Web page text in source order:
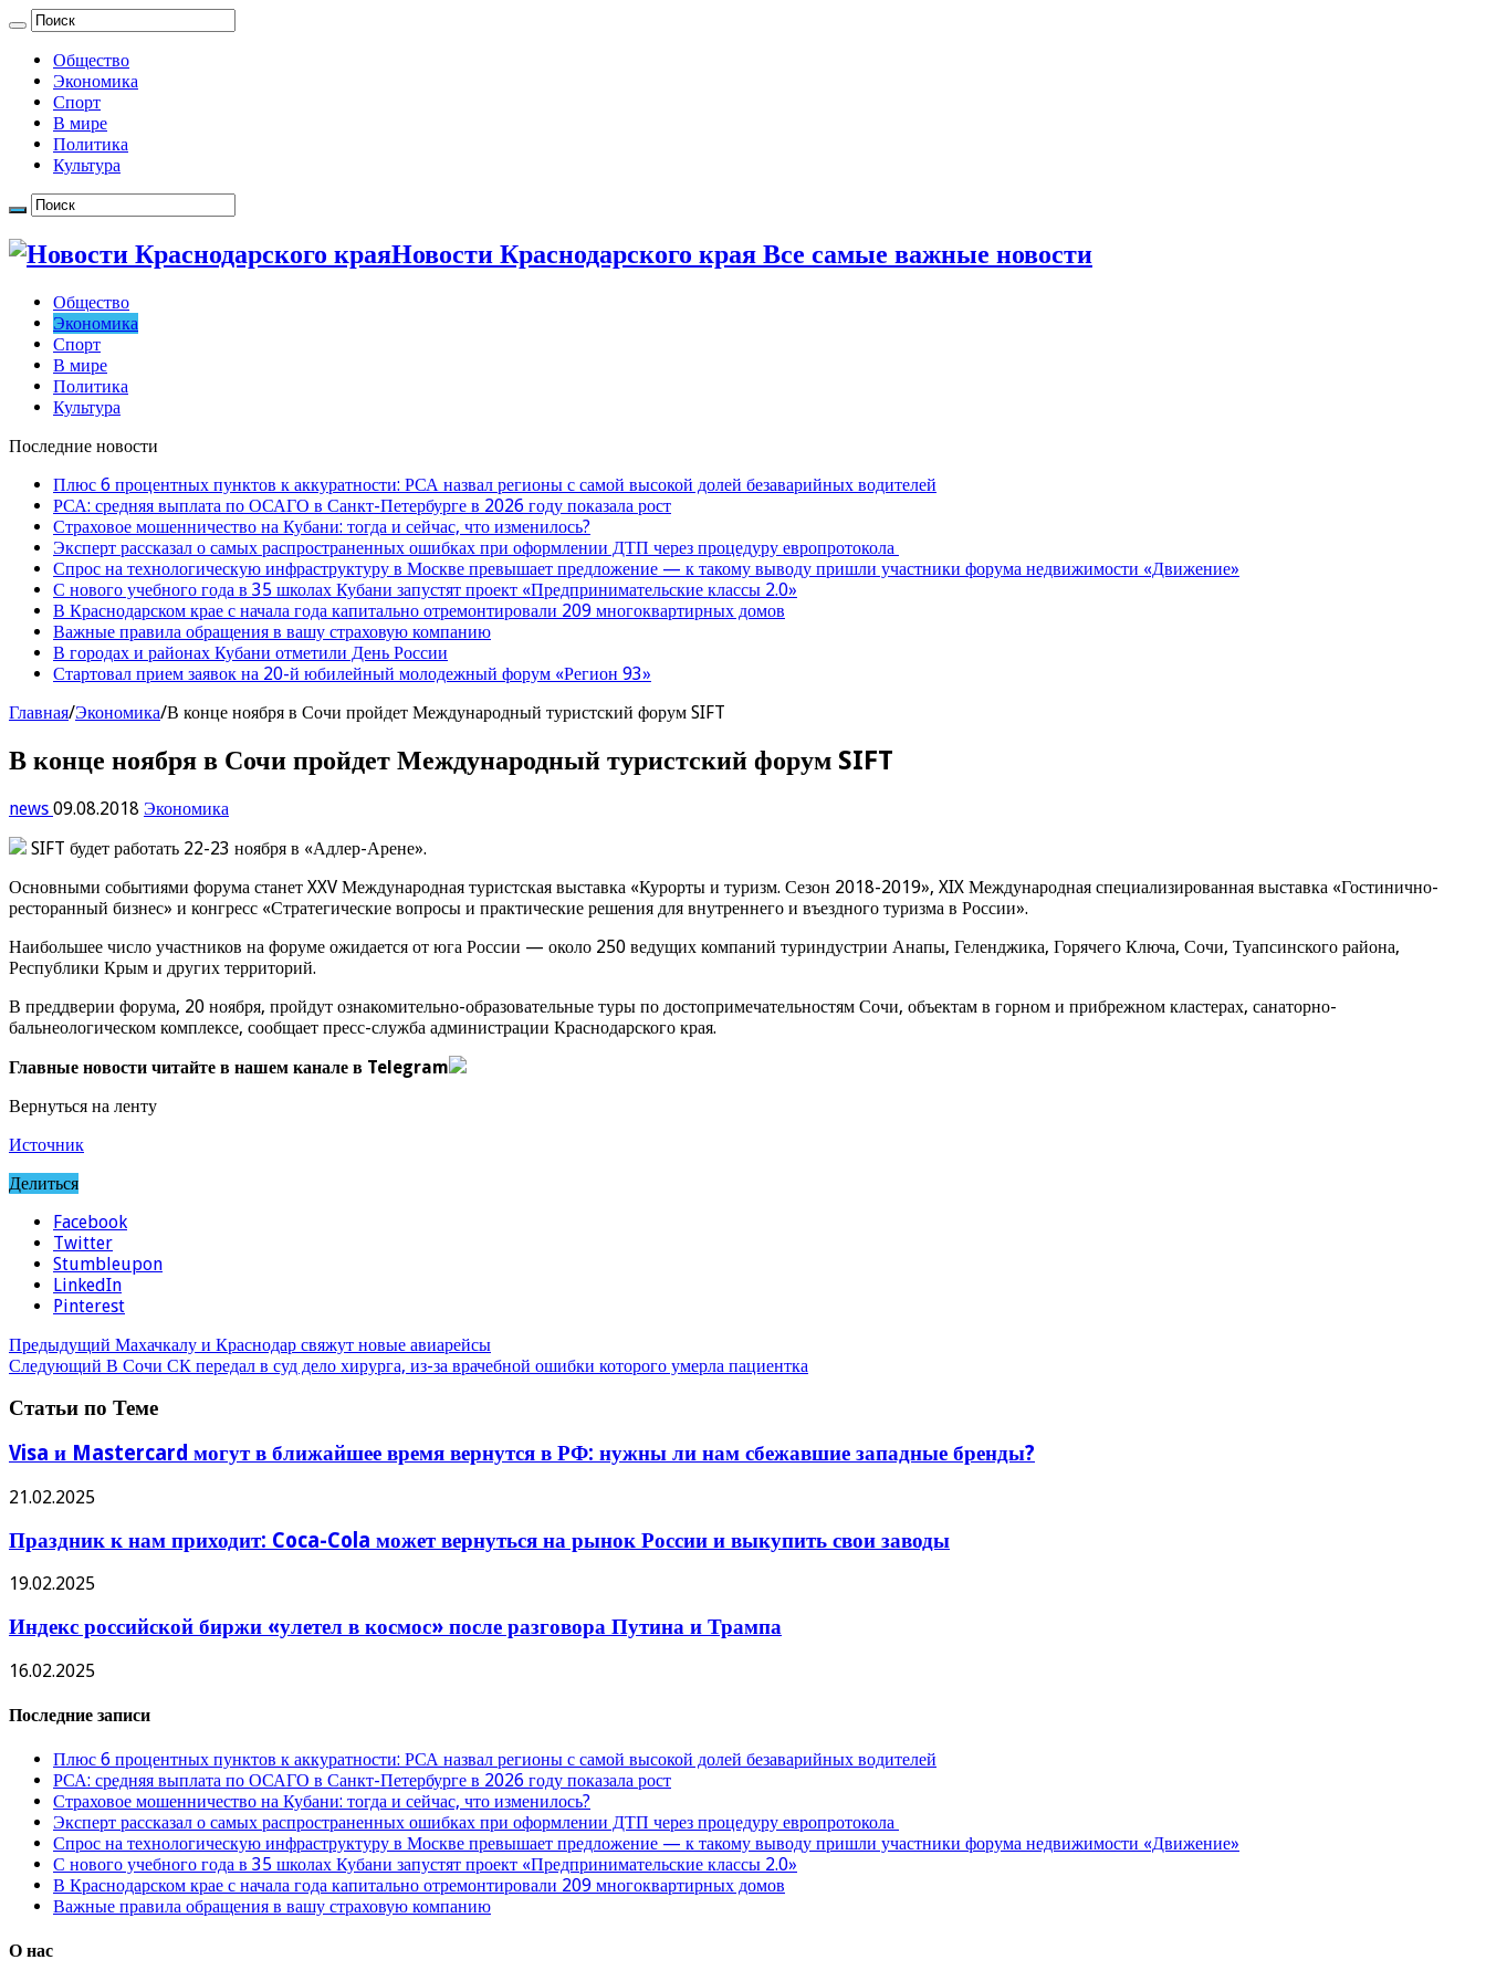
Общество
Экономика
Спорт
В мире
Политика
Культура
Новости Краснодарского края Все самые важные новости
Общество
Экономика
Спорт
В мире
Политика
Культура
Последние новости
Плюс 6 процентных пунктов к аккуратности: РСА назвал регионы с самой высокой долей безаварийных водителей
РСА: средняя выплата по ОСАГО в Санкт-Петербурге в 2026 году показала рост
Страховое мошенничество на Кубани: тогда и сейчас, что изменилось?
Эксперт рассказал о самых распространенных ошибках при оформлении ДТП через процедуру европротокола
Спрос на технологическую инфраструктуру в Москве превышает предложение — к такому выводу пришли участники форума недвижимости «Движение»
С нового учебного года в 35 школах Кубани запустят проект «Предпринимательские классы 2.0»
В Краснодарском крае с начала года капитально отремонтировали 209 многоквартирных домов
Важные правила обращения в вашу страховую компанию
В городах и районах Кубани отметили День России
Стартовал прием заявок на 20-й юбилейный молодежный форум «Регион 93»
Главная/Экономика/В конце ноября в Сочи пройдет Международный туристский форум SIFT
В конце ноября в Сочи пройдет Международный туристский форум SIFT
news 09.08.2018 Экономика
SIFT будет работать 22-23 ноября в «Адлер-Арене».
Основными событиями форума станет XXV Международная туристская выставка «Курорты и туризм. Сезон 2018-2019», XIX Международная специализированная выставка «Гостинично-
ресторанный бизнес» и конгресс «Стратегические вопросы и практические решения для внутреннего и въездного туризма в России».
Наибольшее число участников на форуме ожидается от юга России — около 250 ведущих компаний туриндустрии Анапы, Геленджика, Горячего Ключа, Сочи, Туапсинского района,
Республики Крым и других территорий.
В преддверии форума, 20 ноября, пройдут ознакомительно-образовательные туры по достопримечательностям Сочи, объектам в горном и прибрежном кластерах, санаторно-
бальнеологическом комплексе, сообщает пресс-служба администрации Краснодарского края.
Главные новости читайте в нашем канале в Telegram
Вернуться на ленту
Источник
Делиться
Facebook
Twitter
Stumbleupon
LinkedIn
Pinterest
Предыдущий Махачкалу и Краснодар свяжут новые авиарейсы
Следующий В Сочи СК передал в суд дело хирурга, из-за врачебной ошибки которого умерла пациентка
Статьи по Теме
Visa и Mastercard могут в ближайшее время вернутся в РФ: нужны ли нам сбежавшие западные бренды?
21.02.2025
Праздник к нам приходит: Coca-Cola может вернуться на рынок России и выкупить свои заводы
19.02.2025
Индекс российской биржи «улетел в космос» после разговора Путина и Трампа
16.02.2025
Последние записи
Плюс 6 процентных пунктов к аккуратности: РСА назвал регионы с самой высокой долей безаварийных водителей
РСА: средняя выплата по ОСАГО в Санкт-Петербурге в 2026 году показала рост
Страховое мошенничество на Кубани: тогда и сейчас, что изменилось?
Эксперт рассказал о самых распространенных ошибках при оформлении ДТП через процедуру европротокола
Спрос на технологическую инфраструктуру в Москве превышает предложение — к такому выводу пришли участники форума недвижимости «Движение»
С нового учебного года в 35 школах Кубани запустят проект «Предпринимательские классы 2.0»
В Краснодарском крае с начала года капитально отремонтировали 209 многоквартирных домов
Важные правила обращения в вашу страховую компанию
О нас